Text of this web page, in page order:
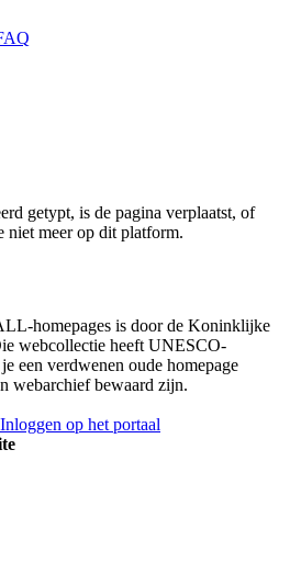
getypt, is de pagina verplaatst, of
niet meer op dit platform.
homepages is door de Koninklijke
webcollectie heeft UNESCO-
een verdwenen oude homepage
webarchief bewaard zijn.
Inloggen op het portaal